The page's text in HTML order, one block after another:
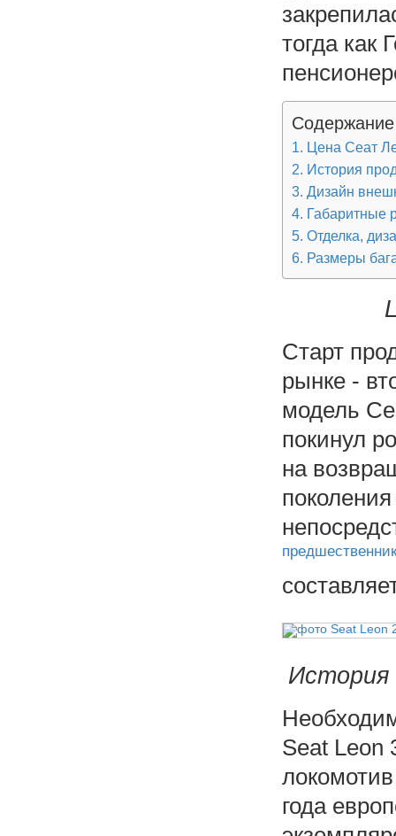
тогда
Содержание
Цена Сеат
История
Дизайн
Габаритные
Отделка,
Размеры
Старт
рынке -
модель
покинул
на
История
Seat Leon
года